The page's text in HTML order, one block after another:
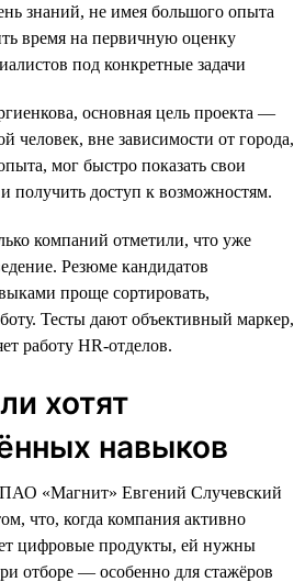
знаний, не имея большого опыта
время на первичную оценку
под конкретные задачи
основная цель проекта —
человек, вне зависимости от города,
мог быстро показать свои
получить доступ к возможностям.
компаний отметили, что уже
Резюме кандидатов
проще сортировать,
Тесты дают объективный маркер,
работу HR-отделов.
хотят
навыков
ПАО «Магнит» Евгений Случевский
что, когда компания активно
цифровые продукты, ей нужны
отборе — особенно для стажёров